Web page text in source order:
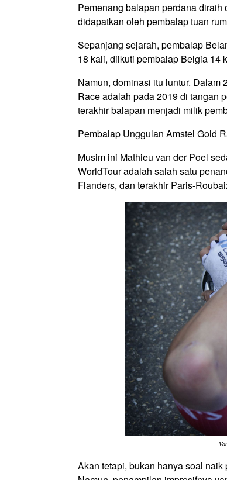
Pemenang balapan perdana diraih
didapatkan oleh pembalap tuan
Sepanjang sejarah, pembalap
18 kali, diikuti pembalap Belgia 14
Namun, dominasi itu luntur. Dalam
Race adalah pada 2019 di tangan
terakhir balapan menjadi milik
Pembalap Unggulan Amstel Gold
Musim ini Mathieu van der Poel
WorldTour adalah salah satu
Flanders, dan terakhir Paris-
Akan tetapi, bukan hanya soal